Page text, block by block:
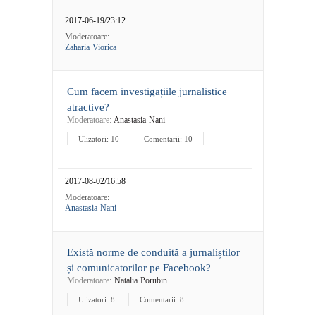
2017-06-19/23:12
Moderatoare:
Zaharia Viorica
Cum facem investigațiile jurnalistice
atractive?
Moderatoare: Anastasia Nani
Ulizatori: 10 Comentarii: 10
2017-08-02/16:58
Moderatoare:
Anastasia Nani
Există norme de conduită a jurnaliștilor
și comunicatorilor pe Facebook?
Moderatoare: Natalia Porubin
Ulizatori: 8 Comentarii: 8